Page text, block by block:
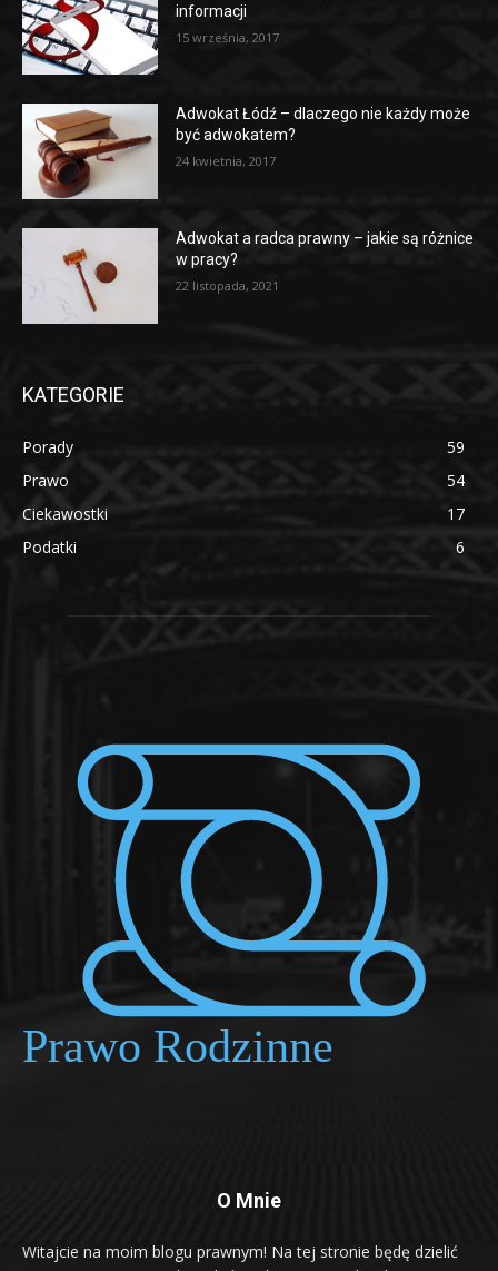
informacji
15 września, 2017
Adwokat Łódź – dlaczego nie każdy może
być adwokatem?
24 kwietnia, 2017
Adwokat a radca prawny – jakie są różnice
w pracy?
22 listopada, 2021
KATEGORIE
Porady
59
Prawo
54
Ciekawostki
17
Podatki
6
O Mnie
Witajcie na moim blogu prawnym! Na tej stronie będę dzielić